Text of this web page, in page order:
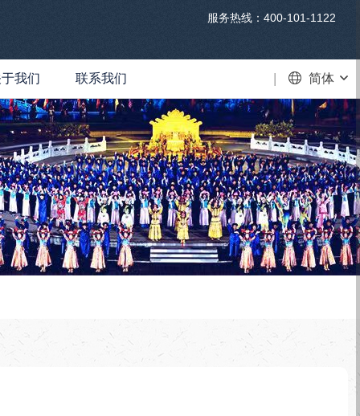
服务热线：400-101-1122
我们 联系我们 简体